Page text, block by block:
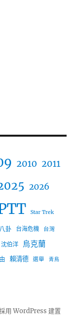
2010 2011
2026
Star Trek
八卦 台海危機 台灣
沈伯洋 烏克蘭
賴清德 選舉 青鳥
用 WordPress 建置